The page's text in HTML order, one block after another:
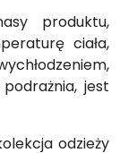
produktu,
ciała,
jest
odzieży